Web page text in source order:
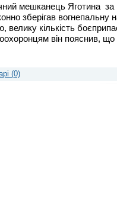
мешканець Яготина
зберігав вогнепальну
велику кількість
він пояснив,
(0)